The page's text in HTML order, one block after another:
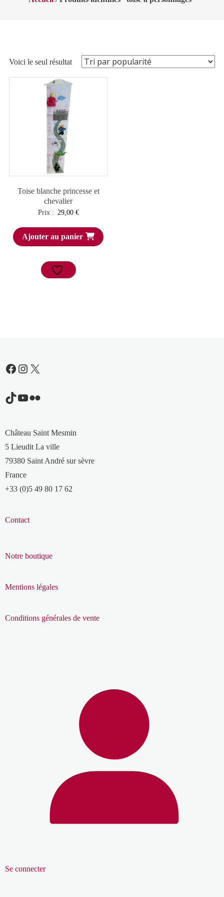
Voici le seul résultat
Toise blanche princesse et
chevalier
Prix : 29,00 €
Ajouter au panier
Facebook
Instagram
X
TikTok
YouTube
Flickr
Château Saint Mesmin
5 Lieudit La ville
79380 Saint André sur sèvre
France
+33 (0)5 49 80 17 62
Contact
Notre boutique
Mentions légales
Conditions générales de vente
Se connecter